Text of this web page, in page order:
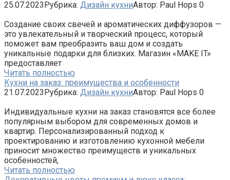
25.07.2023Рубрика: Дизайн кухниАвтор: Paul Hops 0
Создание своих свечей и ароматических диффузоров —
это увлекательный и творческий процесс, который
поможет вам преобразить ваш дом и создать
уникальные подарки для близких. Магазин «MAKE IT»
предоставляет
Читать полностью
Кухни на заказ: преимущества и особенности
21.07.2023Рубрика: Дизайн кухниАвтор: Paul Hops 0
Индивидуальные кухни на заказ становятся все более
популярным выбором для современных домов и
квартир. Персонализированный подход к
проектированию и изготовлению кухонной мебели
приносит множество преимуществ и уникальных
особенностей,
Читать полностью